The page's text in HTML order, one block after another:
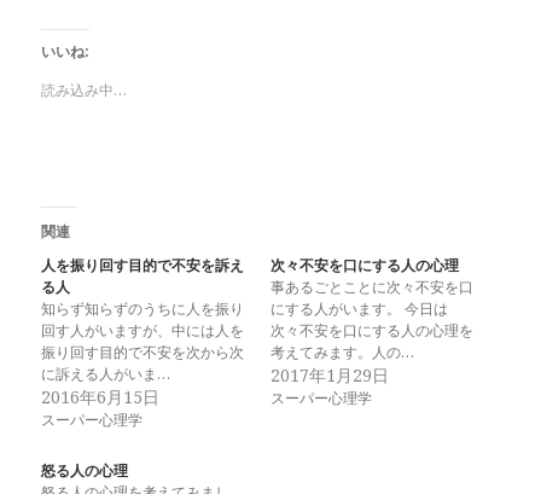
いいね:
読み込み中…
関連
人を振り回す目的で不安を訴え
る人
知らず知らずのうちに人を振り
回す人がいますが、中には人を
振り回す目的で不安を次から次
に訴える人がいま…
2016年6月15日
スーパー心理学
次々不安を口にする人の心理
事あるごとことに次々不安を口
にする人がいます。 今日は
次々不安を口にする人の心理を
考えてみます。人の…
2017年1月29日
スーパー心理学
怒る人の心理